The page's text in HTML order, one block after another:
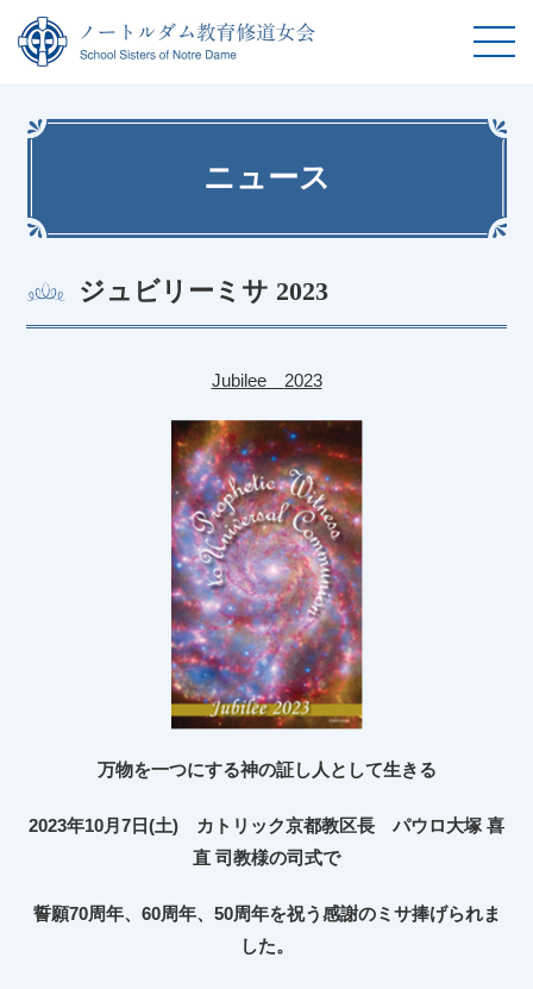
ニュース
ジュビリーミサ 2023
Jubilee 2023
万物を一つにする神の証し人として生きる
2023年10月 7 日(土) カトリック京都教区長 パウロ大塚 喜
直 司教様の司式で
誓願70周年、 60周年、 50周年を祝う感謝のミサ捧げられま
した。